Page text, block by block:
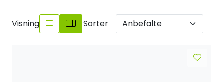
Visning Sorter